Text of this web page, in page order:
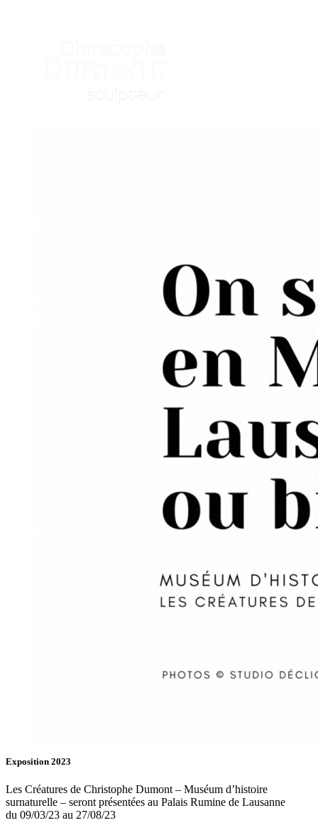
Exposition 2023
Les Créatures de Christophe Dumont – Muséum d’histoire
surnaturelle – seront présentées au Palais Rumine de Lausanne
du 09/03/23 au 27/08/23